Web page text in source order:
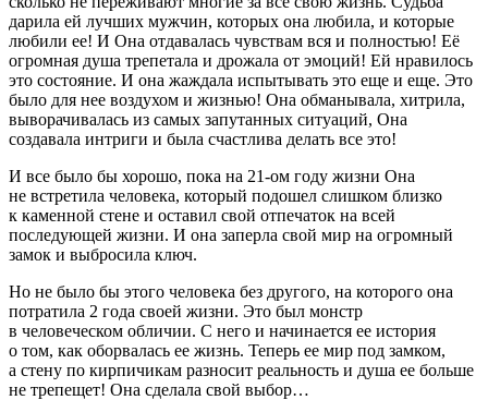
дарила ей лучших мужчин, которых она любила, и которые
любили ее! И Она отдавалась чувствам вся и полностью! Её
огромная душа трепетала и дрожала от эмоций! Ей нравилось
это состояние. И она жаждала испытывать это еще и еще. Это
было для нее воздухом и жизнью! Она обманывала, хитрила,
выворачивалась из самых запутанных ситуаций, Она
создавала интриги и была счастлива делать все это!
И все было бы хорошо, пока на 21-ом году жизни Она
не встретила человека, который подошел слишком близко
к каменной стене и оставил свой отпечаток на всей
последующей жизни. И она заперла свой мир на огромный
замок и выбросила ключ.
Но не было бы этого человека без другого, на которого она
потратила 2 года своей жизни. Это был монстр
в человеческом обличии. С него и начинается ее история
о том, как оборвалась ее жизнь. Теперь ее мир под замком,
а стену по кирпичикам разносит реальность и душа ее больше
не трепещет! Она сделала свой выбор…